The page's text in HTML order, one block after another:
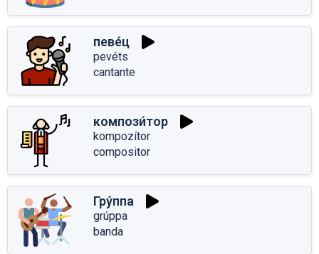
певе́ц
pevéts
cantante
компози́тор
kompozítor
compositor
Гру́ппа
grúppa
banda